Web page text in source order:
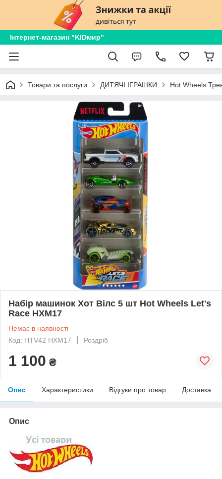
Інтернет-магазин "KIDмир"
Товари та послуги ДИТЯЧІ ІГРАШКИ Hot Wheels
Набір машинок Хот Вілс 5 шт Hot Wheels Let's
Race HXM17
Немає в наявності
Код: HTV42 HXM17
Роздріб
1 100 ₴
Опис Характеристики Відгуки про товар Доставка
Опис